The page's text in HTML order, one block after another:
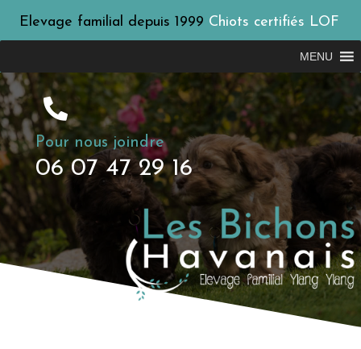
Elevage familial depuis 1999 Chiots certifiés LOF
MENU
Pour nous joindre
06 07 47 29 16